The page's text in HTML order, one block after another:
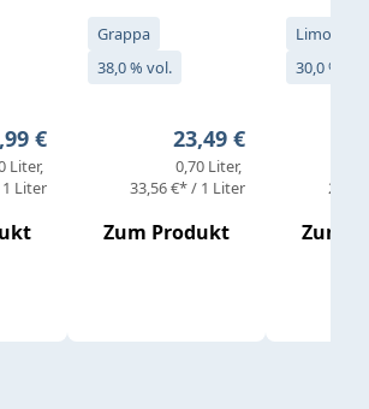
Preis:
€
Liter
Liter
Grappa
38,0 % vol.
Regulärer Preis:
23,49 €
0,70 Liter
33,56 €* / 1 Liter
Zum Produkt
30,0 % vol.
Zum